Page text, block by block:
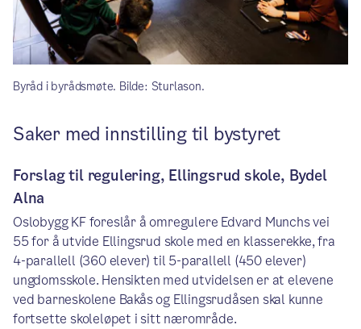
Byråd i byrådsmøte. Bilde: Sturlason.
Saker med innstilling til bystyret
Forslag til regulering, Ellingsrud skole, Bydel
Alna
Oslobygg KF foreslår å omregulere Edvard Munchs vei
55 for å utvide Ellingsrud skole med en klasserekke, fra
4-parallell (360 elever) til 5-parallell (450 elever)
ungdomsskole. Hensikten med utvidelsen er at elevene
ved barneskolene Bakås og Ellingsrudåsen skal kunne
fortsette skoleløpet i sitt nærområde.